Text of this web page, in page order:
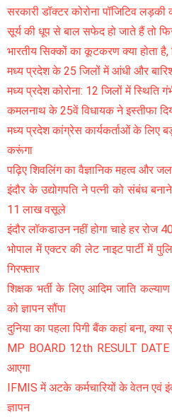
सरकारी डॉक्टर कोरोना पॉजिटिव लड़की
सूर्य की धूप से बाल सफेद हो जाते हैं तो
भारतीय सिक्कों का कूटकरण क्या होता है,
मध्य प्रदेश के 25 जिलों में आंधी और
मध्य प्रदेश कोरोना: 12 जिलों में स्थिति
कमलनाथ के 25वें विधायक ने इस्तीफा
मध्य प्रदेश कांग्रेस कार्यकर्ताओं के लिए
करूंगा
पढ़िए शिवलिंग का वैज्ञानिक महत्व और
इंदौर के उद्योगपति ने पत्नी को संबंध
11 लाख वसूले
इंदौर लॉकडाउन नहीं होगा चाहे हर रोज
भोपाल में एक्टर की लेट नाइट पार्टी में
गिरफ्तार
शिक्षक भर्ती के लिए आदिम जाति
को ज्ञापन सौंपा
दुनिया का पहला पिगी बैंक कहां बना,
MP BOARD 12th RESULT DATE
आएगा
IFMIS में अटके कर्मचारियों के वेतन एवं
ज्ञापन